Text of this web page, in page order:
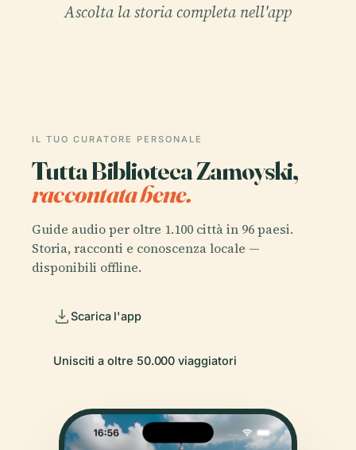
Ascolta la storia completa nell'app
IL TUO CURATORE PERSONALE
Tutta Biblioteca Zamoyski,
raccontata bene.
Guide audio per oltre 1.100 città in 96 paesi.
Storia, racconti e conoscenza locale —
disponibili offline.
Scarica l'app
Unisciti a oltre 50.000 viaggiatori